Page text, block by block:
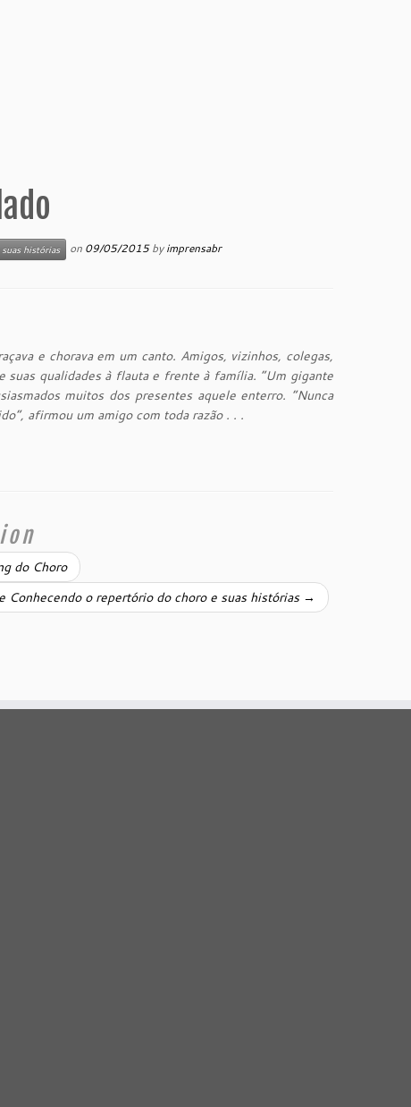
histórias on 09/05/2015 byimprensabr
e chorava em um canto. Amigos, vizinhos, colegas,
qualidades à flauta e frente à família. “Um gigante
muitos dos presentes aquele enterro. “Nunca
afirmou um amigo com toda razão . . .
do Choro
Conhecendo o repertório do choro e suas histórias →